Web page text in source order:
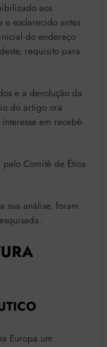
aos
e esclarecido antes
do endereço
requisito para
e a devolução da
do artigo ora
em recebê-
Comitê de Ética
sua análise, foram
Europa um